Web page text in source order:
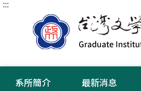
跳
:::
系所簡介 最新消息